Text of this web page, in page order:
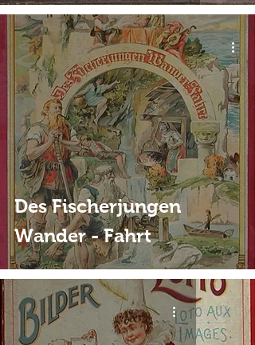
Des Fischerjungen
Wander - Fahrt